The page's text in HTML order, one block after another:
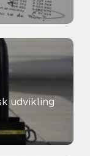
udvikling